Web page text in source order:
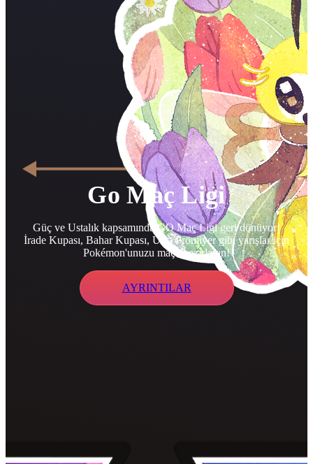
Go Maç Ligi
Güç ve Ustalık kapsamında GO Maç Ligi geri dönüyor!
İrade Kupası, Bahar Kupası, Usta Prömiyer gibi yarışlar için
Pokémon'unuzu maça hazırlayın!
AYRINTILAR